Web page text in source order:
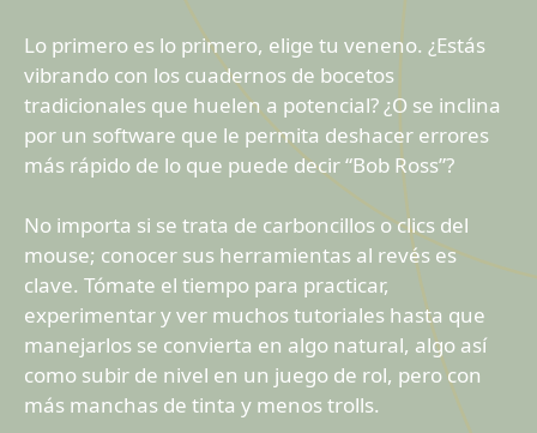
Lo primero es lo primero, elige tu veneno. ¿Estás
vibrando con los cuadernos de bocetos
tradicionales que huelen a potencial? ¿O se inclina
por un software que le permita deshacer errores
más rápido de lo que puede decir “Bob Ross”?
No importa si se trata de carboncillos o clics del
mouse; conocer sus herramientas al revés es
clave. Tómate el tiempo para practicar,
experimentar y ver muchos tutoriales hasta que
manejarlos se convierta en algo natural, algo así
como subir de nivel en un juego de rol, pero con
más manchas de tinta y menos trolls.